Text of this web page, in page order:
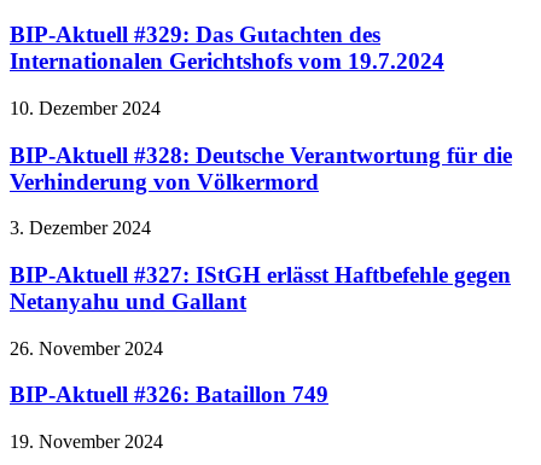
BIP-Aktuell #329: Das Gutachten des
Internationalen Gerichtshofs vom 19.7.2024
10. Dezember 2024
BIP-Aktuell #328: Deutsche Verantwortung für die
Verhinderung von Völkermord
3. Dezember 2024
BIP-Aktuell #327: IStGH erlässt Haftbefehle gegen
Netanyahu und Gallant
26. November 2024
BIP-Aktuell #326: Bataillon 749
19. November 2024